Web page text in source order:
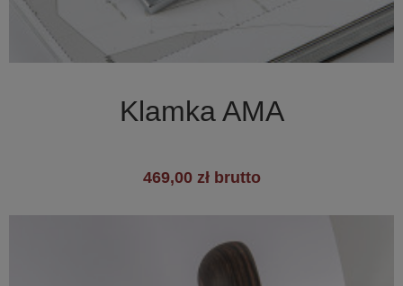
Klamka AMA
469,00 zł brutto